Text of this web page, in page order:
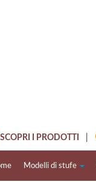
I PRODOTTI
Modelli di stufe